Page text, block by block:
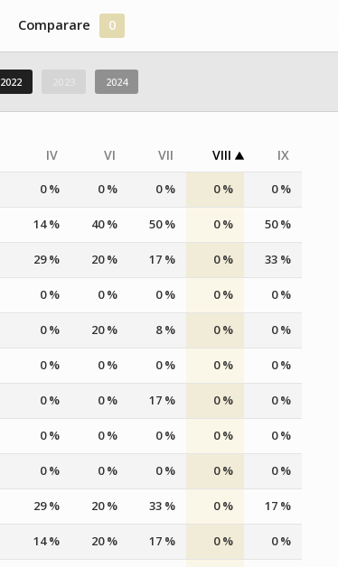
Comparare 0
2022 2024
IV VI VII VIII IX
0 % 0 % 0 % 0 % 0 %
14 % 40 % 50 % 0 % 50 %
29 % 20 % 17 % 0 % 33 %
0 % 0 % 0 % 0 % 0 %
0 % 20 % 8 % 0 % 0 %
0 % 0 % 0 % 0 % 0 %
0 % 0 % 17 % 0 % 0 %
0 % 0 % 0 % 0 % 0 %
0 % 0 % 0 % 0 % 0 %
29 % 20 % 33 % 0 % 17 %
14 % 20 % 17 % 0 % 0 %